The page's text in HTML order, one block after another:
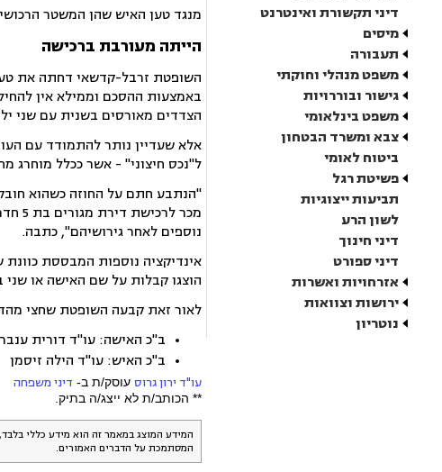
דיני תקשורת ואינטרנט
מיסים
תעבורה
משפט מנהלי וחוקתי
גישור ובוררויות
משפט בינלאומי
צבא ומשרד הבטחון
ביטוח לאומי
פשיטת רגל
תביעות ייצוגיות
לשון הרע
דיני חינוך
דיני ספורט
אזרחויות ואשרות
ירושות וצוואות
נוטריון
מנגד טען האיש שהן המשטר
הייתה מעורבת ברכישה
השופטת זרבל-קדשאי דחתה את
באמצעות ההסכם וממילא אין
הצדדים מאורסים בשנית עם שני
אלא שעדיין נותר להתמודד עם
ל"נכס חיצוני" - אשר ככלל מוחרג
"הנתבע חתם על החוזה כשהוא
נוספים לאחר גירושיהם", כתבה.
אינדיקציה נוספות המבססת
הוצגו קבלות על שם האישה או שני
לאור זאת קבעה השופטת שחצי
ב"כ האישה: עו"ד דורית
ב"כ האיש: עו"ד הילה זיסמן
עו"ד ירון גרוס עוסק/ת ב- דיני משפחה
** הכותב/ת לא ייצג/ה בתיק.
המידע המוצג במאמר זה הוא מידע כללי
המסתמכת על הדברים האמורים.